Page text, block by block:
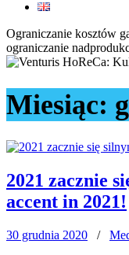
Ograniczanie kosztów
ograniczanie
Miesiąc:
2021 zacznie
accent in 2021!
30 grudnia 2020 /